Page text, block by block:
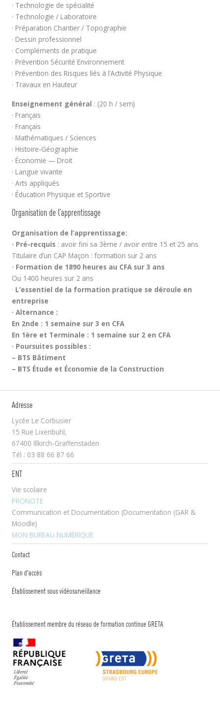
· Technologie de spécialité
· Technologie / Laboratoire
· Préparation Chantier / Topographie
· Dessin professionnel
· Compléments de pratique
· Prévention Sécurité Environnement
· Prévention des Risques liés à l’Activité Physique
· Travaux en Hauteur
Enseignement général : (20 h / sem)
· Français
· Français
· Mathématiques / Sciences
· Histoire-Géographie
· Économie — Droit
· Langue vivante
· Arts appliqués
· Éducation Physique et Sportive
Organisation de l’apprentissage
Organisation de l’apprentissage:
· Pré-recquis : avoir fini sa 3ème / avoir entre 15 et 25 ans
Titulaire d’un CAP Maçon : formation sur 2 ans
· Formation de 1890 heures au CFA sur 3 ans
Ou 1400 heures sur 2 ans
· L’essentiel de la formation pratique se déroule en
entreprise
· Alternance :
En 2nde : 1 semaine sur 3 en CFA
En 1ère et Terminale : 1 semaine sur 2 en CFA
· Poursuites possibles :
– BTS Bâtiment
– BTS Étude et Économie de la Construction
Adresse
Lycée Le Corbusier
15 Rue Lixenbuhl,
67400 Illkirch-Graffenstaden
Tél : 03 88 66 87 66
ENT
Vie scolaire
PRONOTE
Communication et Documentation (Documentation (GAR &
Moodle)
MON BUREAU NUMÉRIQUE
Contact
Plan d'accès
Établissement sous vidéosurveillance
Établissement membre du réseau de formation continue GRETA